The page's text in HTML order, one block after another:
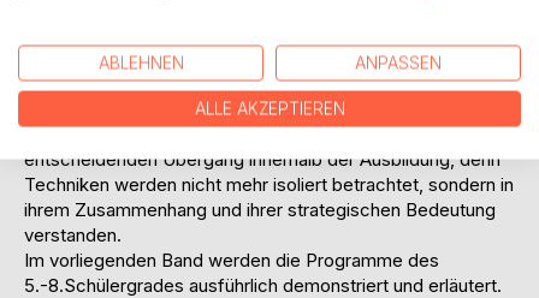
Lernprogression vorhanden ist und das Training optimal
organisiert werden kann. Die insgesamt 12 Schülergrade
lassen sich wiederum in Grundstufe, Mittelstufe und
Oberstufe unterteilen. Die Mittelstufe markiert einen
entscheidenden Übergang innerhalb der Ausbildung, denn
Techniken werden nicht mehr isoliert betrachtet, sondern in
ihrem Zusammenhang und ihrer strategischen Bedeutung
verstanden.
Im vorliegenden Band werden die Programme des
5.-8.Schülergrades ausführlich demonstriert und erläutert.
ABLEHNEN ANPASSEN
ALLE AKZEPTIEREN